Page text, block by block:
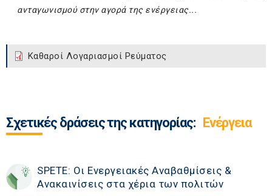
ανταγωνισμού στην αγορά της ενέργειας...
Καθαροί Λογαριασμοί Ρεύματος
Σχετικές δράσεις της κατηγορίας: Ενέργεια
SPETE: Οι Ενεργειακές Αναβαθμίσεις &
Ανακαινίσεις στα χέρια των πολιτών